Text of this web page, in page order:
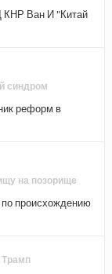
КНР Ван И "Китай
синдром
реформ в
на позорище
по происхождению